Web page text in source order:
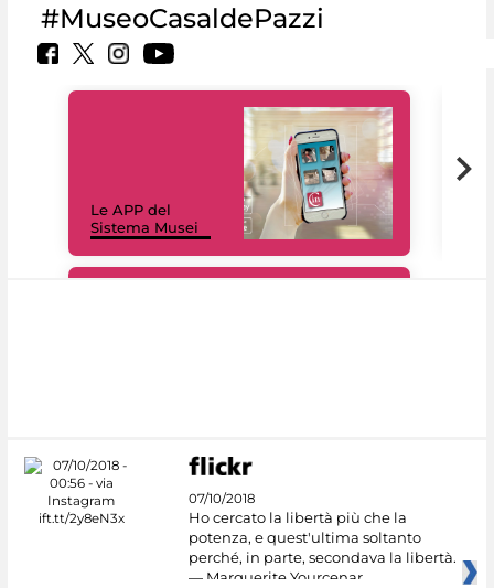
#MuseoCasaldePazzi
Le APP del
Sistema Musei
07/10/2018
Ho cercato la libertà più che la
potenza, e quest'ultima soltanto
perché, in parte, secondava la libertà.
— Marguerite Yourcenar